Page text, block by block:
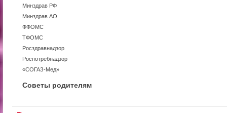
Минздрав РФ
Минздрав АО
ФФОМС
ТФОМС
Росздравнадзор
Роспотребнадзор
«СОГАЗ-Мед»
Советы родителям